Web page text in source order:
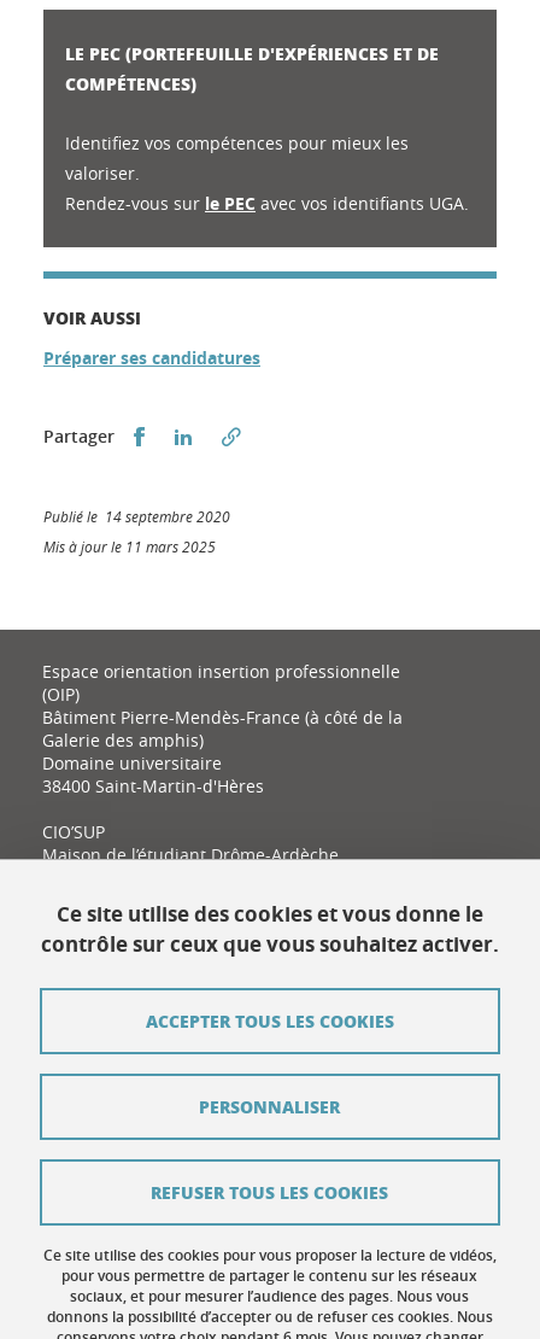
LE PEC (PORTEFEUILLE D'EXPÉRIENCES ET DE
COMPÉTENCES)
Identifiez vos compétences pour mieux les
valoriser.
Rendez-vous sur le PEC avec vos identifiants UGA.
VOIR AUSSI
Préparer ses candidatures
Partager Partager sur Facebook
Partager sur LinkedIn
Publié le 14 septembre 2020
Mis à jour le 11 mars 2025
Espace orientation insertion professionnelle
(OIP)
Bâtiment Pierre-Mendès-France (à côté de la
Galerie des amphis)
Domaine universitaire
38400 Saint-Martin-d'Hères
CIO’SUP
Maison de l’étudiant Drôme-Ardèche
26000 Valence
Contact
Mentions légales
Contribuer
Gestion des cookies
Accessibilité : non conforme
Ce site utilise des cookies et vous donne le
contrôle sur ceux que vous souhaitez activer.
Ce site utilise des cookies pour vous proposer la lecture de vidéos,
pour vous permettre de partager le contenu sur les réseaux
sociaux, et pour mesurer l’audience des pages. Nous vous
donnons la possibilité d’accepter ou de refuser ces cookies. Nous
ACCEPTER TOUS LES COOKIES
REFUSER TOUS LES COOKIES
PERSONNALISER